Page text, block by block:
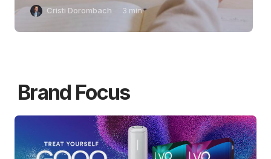
Cristi Dorombach 3 min
Brand Focus